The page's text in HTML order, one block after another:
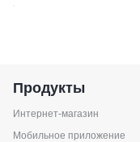
Продукты
Интернет-магазин
Мобильное приложение